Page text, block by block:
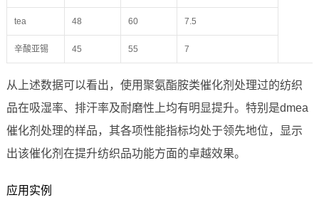
tea 48 60 7.5
辛酸亚锡 45 55 7
从上述数据可以看出，使用聚氨酯胺类催化剂处理过的纺织
品在吸湿率、排汗率及耐磨性上均有明显提升。特别是dmea
催化剂处理的样品，其各项性能指标均处于领先地位，显示
出该催化剂在提升纺织品功能方面的卓越效果。
应用实例